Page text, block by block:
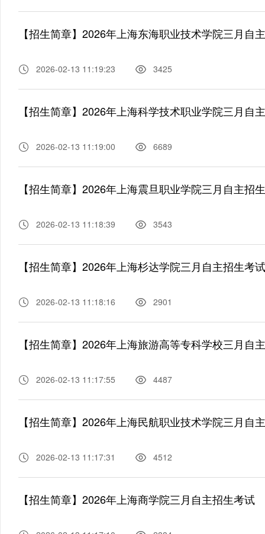
【招生简章】2026年上海东海职业技术学院三月自
2026-02-13 11:19:23 3425
【招生简章】2026年上海科学技术职业学院三月自
2026-02-13 11:19:00 6689
【招生简章】2026年上海震旦职业学院三月自主招
2026-02-13 11:18:39 3543
【招生简章】2026年上海杉达学院三月自主招生考试
2026-02-13 11:18:16 2901
【招生简章】2026年上海旅游高等专科学校三月自
2026-02-13 11:17:55 4487
【招生简章】2026年上海民航职业技术学院三月自
2026-02-13 11:17:31 4512
【招生简章】2026年上海商学院三月自主招生考试